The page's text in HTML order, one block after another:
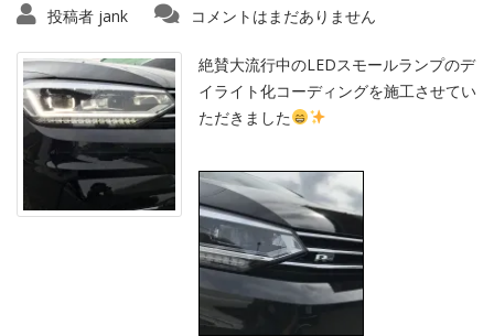
投稿者 jank コメントはまだありません
絶賛大流行中のLEDスモールランプのデ
イライト化コーディングを施工させてい
ただきました